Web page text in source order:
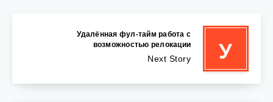
У
Удалённая фул-тайм работа с
возможностью релокации
Next Story